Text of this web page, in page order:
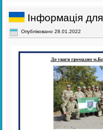
Інформація
Опубліковано 28.01.2022